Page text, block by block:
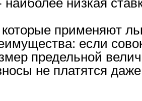
низкая
применяют
если
предельной
не платятся